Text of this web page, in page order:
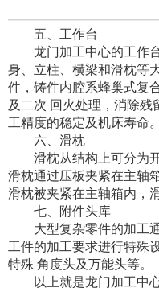
五、工作台
龙门加工中心的工作台
身、立柱、横梁和滑枕等
件，铸件内腔系蜂巢式复
及二次 回火处理，消除残
工精度的稳定及机床寿命。
六、滑枕
滑枕从结构上可分为开
滑枕通过压板夹紧在主轴
滑枕被夹紧在主轴箱内，
七、附件头库
大型复杂零件的加工通
工件的加工要求进行特殊
特殊 角度头及万能头等。
以上就是龙门加工中心